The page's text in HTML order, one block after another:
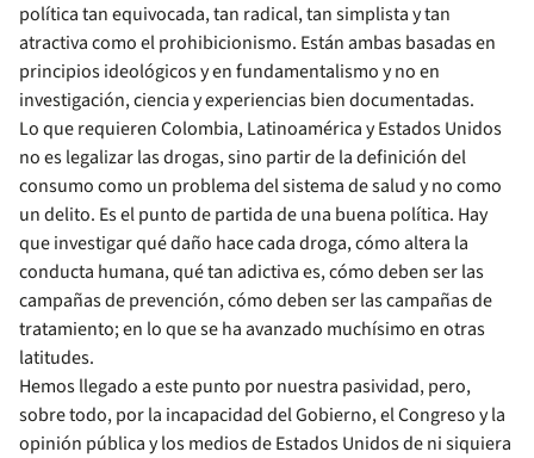
política tan equivocada, tan radical, tan simplista y tan
atractiva como el prohibicionismo. Están ambas basadas en
principios ideológicos y en fundamentalismo y no en
investigación, ciencia y experiencias bien documentadas.
Lo que requieren Colombia, Latinoamérica y Estados Unidos
no es legalizar las drogas, sino partir de la definición del
consumo como un problema del sistema de salud y no como
un delito. Es el punto de partida de una buena política. Hay
que investigar qué daño hace cada droga, cómo altera la
conducta humana, qué tan adictiva es, cómo deben ser las
campañas de prevención, cómo deben ser las campañas de
tratamiento; en lo que se ha avanzado muchísimo en otras
latitudes.
Hemos llegado a este punto por nuestra pasividad, pero,
sobre todo, por la incapacidad del Gobierno, el Congreso y la
opinión pública y los medios de Estados Unidos de ni siquiera